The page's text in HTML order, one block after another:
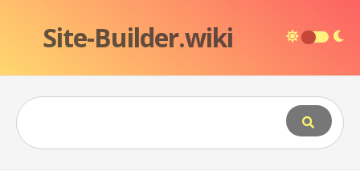
Site-Builder.wiki